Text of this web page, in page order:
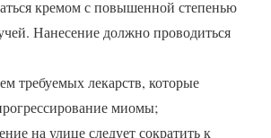
кремом с повышенной степенью
Нанесение должно проводиться
требуемых лекарств, которые
миомы;
на улице следует сократить к